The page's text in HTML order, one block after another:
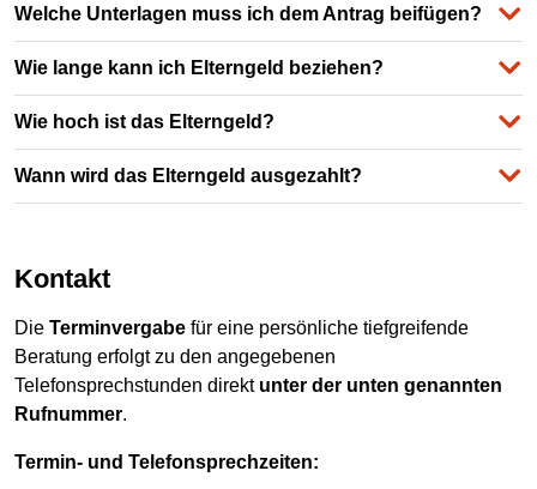
Welche Unterlagen muss ich dem Antrag beifügen?
Wie lange kann ich Elterngeld beziehen?
Wie hoch ist das Elterngeld?
Wann wird das Elterngeld ausgezahlt?
Kontakt
Die Terminvergabe für eine persönliche tiefgreifende
Beratung erfolgt zu den angegebenen
Telefonsprechstunden direkt unter der unten genannten
Rufnummer.
Termin- und Telefonsprechzeiten: